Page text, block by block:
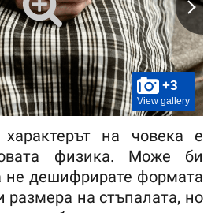
+3
View gallery
на човека е
физика. Може би
не дешифрирате формата
размера на стъпалата, но